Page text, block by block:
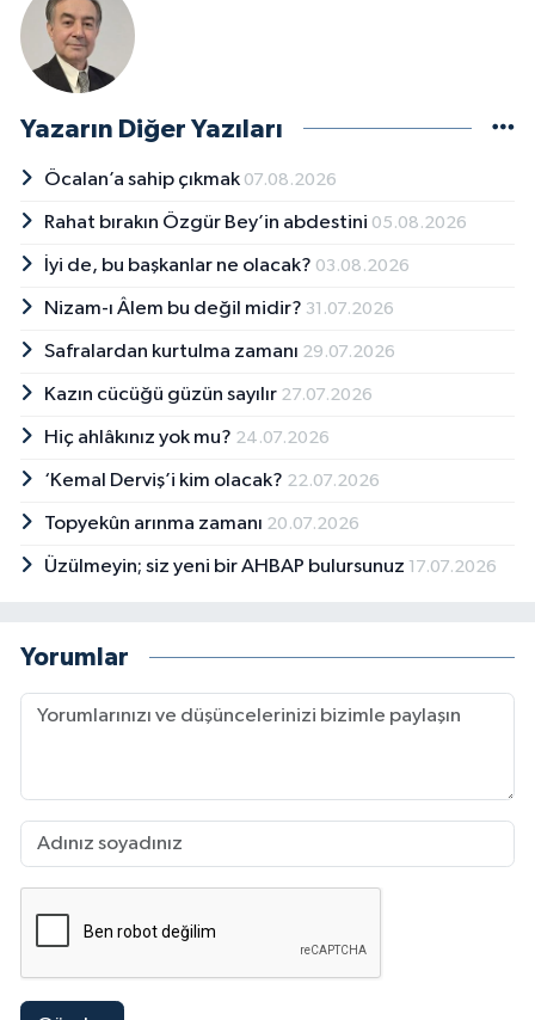
Yazarın Diğer Yazıları
Öcalan’a sahip çıkmak 07.08.2026
Rahat bırakın Özgür Bey’in abdestini 05.08.2026
İyi de, bu başkanlar ne olacak? 03.08.2026
Nizam-ı Âlem bu değil midir? 31.07.2026
Safralardan kurtulma zamanı 29.07.2026
Kazın cücüğü güzün sayılır 27.07.2026
Hiç ahlâkınız yok mu? 24.07.2026
‘Kemal Derviş’i kim olacak? 22.07.2026
Topyekûn arınma zamanı 20.07.2026
Üzülmeyin; siz yeni bir AHBAP bulursunuz 17.07.2026
Yorumlar